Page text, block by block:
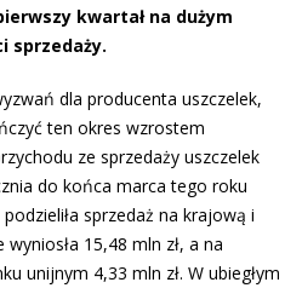
kwartał na dużym
sprzedaży.
dla producenta uszczelek,
ten okres wzrostem
ze sprzedaży uszczelek
do końca marca tego roku
sprzedaż na krajową i
15,48 mln zł, a na
unijnym 4,33 mln zł. W ubiegłym